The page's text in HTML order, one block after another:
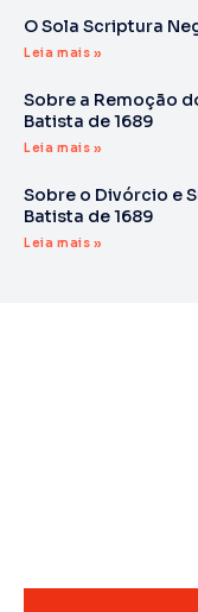
O Sola Scriptura
Leia mais »
Sobre a Remoção
Batista de 1689
Leia mais »
Sobre o Divórcio e
Batista de 1689
Leia mais »